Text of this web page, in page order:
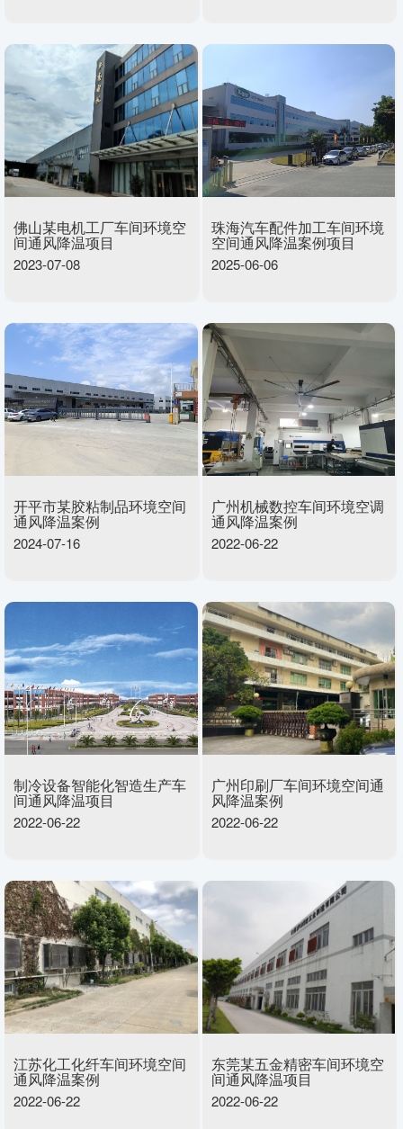
佛山某电机工厂车间环境空
间通风降温项目
2023-07-08
珠海汽车配件加工车间环境
空间通风降温案例项目
2025-06-06
开平市某胶粘制品环境空间
通风降温案例
2024-07-16
广州机械数控车间环境空调
通风降温案例
2022-06-22
制冷设备智能化智造生产车
间通风降温项目
2022-06-22
广州印刷厂车间环境空间通
风降温案例
2022-06-22
江苏化工化纤车间环境空间
通风降温案例
2022-06-22
东莞某五金精密车间环境空
间通风降温项目
2022-06-22